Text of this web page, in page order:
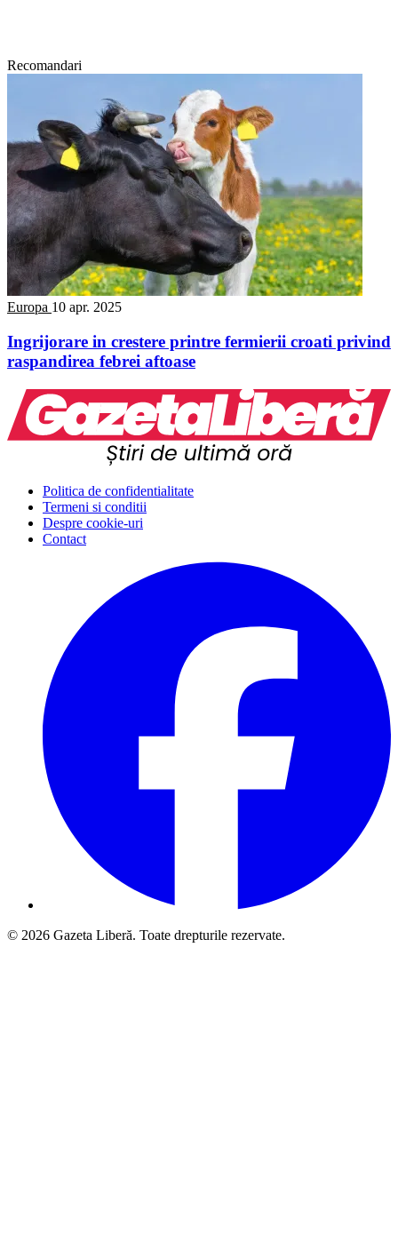
Recomandari
Europa 10 apr. 2025
Ingrijorare in crestere printre fermierii croati privind
raspandirea febrei aftoase
Politica de confidentialitate
Termeni si conditii
Despre cookie-uri
Contact
© 2026 Gazeta Liberă. Toate drepturile rezervate.